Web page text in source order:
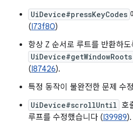
UiDevice#pressKeyCodes
(I73f80)
항상 Z 순서로 루트를 반환하도
UiDevice#getWindowRoots
(I87426).
특정 동작이 불완전한 문제 수
UiDevice#scrollUntil 호
루프를 수정했습니다 (I39989).